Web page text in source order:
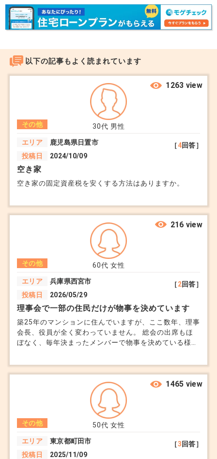
以下の記事もよく読まれています
30代 男性
その他
エリア
鹿児島県日置市
投稿日
2024/10/09
［4回答］
1263 view
空き家
空き家の固定資産税を安くする方法はありますか。
60代 女性
その他
エリア
兵庫県西宮市
投稿日
2026/05/29
［2回答］
216 view
理事会で一部の住民だけが物事を決めています
築25年のマンションに住んでいますが、ここ数年、理事
会長、役員が全く変わっていません。 総会の出席もほ
ぼなく、毎年決まったメンバーで物事を決めている様子
話が続いているのですが、ほとんどの住民は賛成の決議
書だけ提出して関与していません。 先日の総会に出席
して感じたのですが、知り合いの業者を推薦している発
言もあり、利益関係になるのでは、と不信感を抱きまし
た。 証拠などはありません。 私も専門知識がないので
強く反対するのも気がひけてしまい、意見はしていませ
ん。 いつか大きなトラブルや資金の横領等の問題が起
こるのでは、と懸念しています。 こういったことはど
こに相談すれば良いのでしょうか..
50代 女性
その他
エリア
東京都町田市
投稿日
2025/11/09
［3回答］
1465 view